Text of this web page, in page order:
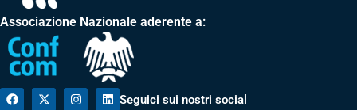
Associazione Nazionale aderente a:
Seguici sui nostri social